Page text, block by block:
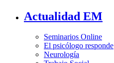
Actualidad EM
Seminarios Online
El psicólogo responde
Neurología